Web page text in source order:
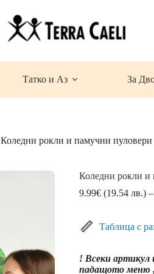
Татко и Аз За
Коледни рокли и памучни пуловери
Коледни рокли и
9.99€(19.54 лв.) –
Таблица с
! Всеки артикул
падащото меню